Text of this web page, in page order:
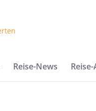
Reise-News